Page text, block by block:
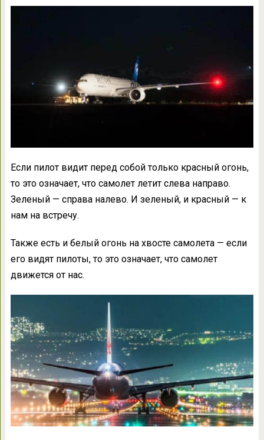
Если пилот видит перед собой только красный огонь,
то это означает, что самолет летит слева направо.
Зеленый — справа налево. И зеленый, и красный — к
нам на встречу.
Также есть и белый огонь на хвосте самолета — если
его видят пилоты, то это означает, что самолет
движется от нас.